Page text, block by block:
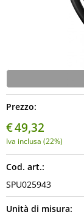
Prezzo:
€49,32
Iva inclusa (22%)
Cod. art.:
SPU025943
Unità di misura: